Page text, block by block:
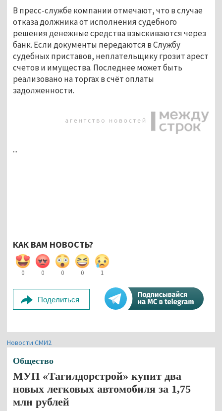
В пресс-службе компании отмечают, что в случае
отказа должника от исполнения судебного
решения денежные средства взыскиваются через
банк. Если документы передаются в Службу
судебных приставов, неплательщику грозит арест
счетов и имущества. Последнее может быть
реализовано на торгах в счёт оплаты
задолженности.
...
КАК ВАМ НОВОСТЬ?
0 0 0 0 1
Поделиться
Новости СМИ2
Общество
МУП «Тагилдорстрой» купит два
новых легковых автомобиля за 1,75
млн рублей